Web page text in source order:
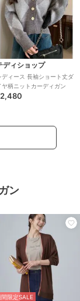
ディショップ
ディース 長袖ショート丈ダ
ヤ柄ニットカーディガン
ン
間限定SALE